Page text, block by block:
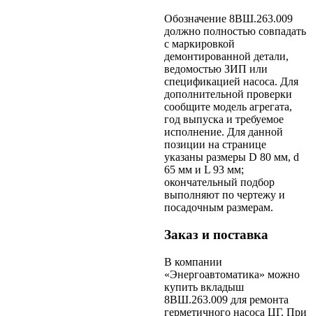
Обозначение 8ВШ.263.009
должно полностью совпадать
с маркировкой
демонтированной детали,
ведомостью ЗИП или
спецификацией насоса. Для
дополнительной проверки
сообщите модель агрегата,
год выпуска и требуемое
исполнение. Для данной
позиции на странице
указаны размеры D 80 мм, d
65 мм и L 93 мм;
окончательный подбор
выполняют по чертежу и
посадочным размерам.
Заказ и поставка
В компании
«Энергоавтоматика» можно
купить вкладыш
8ВШ.263.009 для ремонта
герметичного насоса ЦГ. При